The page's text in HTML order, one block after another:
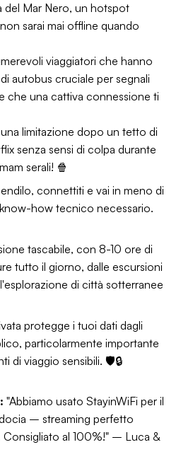
del Mar Nero, un hotspot
sarai mai offline quando
viaggiatori che hanno
autobus cruciale per segnali
che una cattiva connessione ti
limitazione dopo un tetto di
senza sensi di colpa durante
serali! 🍿
connettiti e vai in meno di
how tecnico necessario.
tascabile, con 8-10 ore di
tutto il giorno, dalle escursioni
di città sotterranee
protegge i tuoi dati dagli
particolarmente importante
di viaggio sensibili. 🛡️🔒
"Abbiamo usato StayinWiFi per il
– streaming perfetto
Consigliato al 100%!" – Luca &